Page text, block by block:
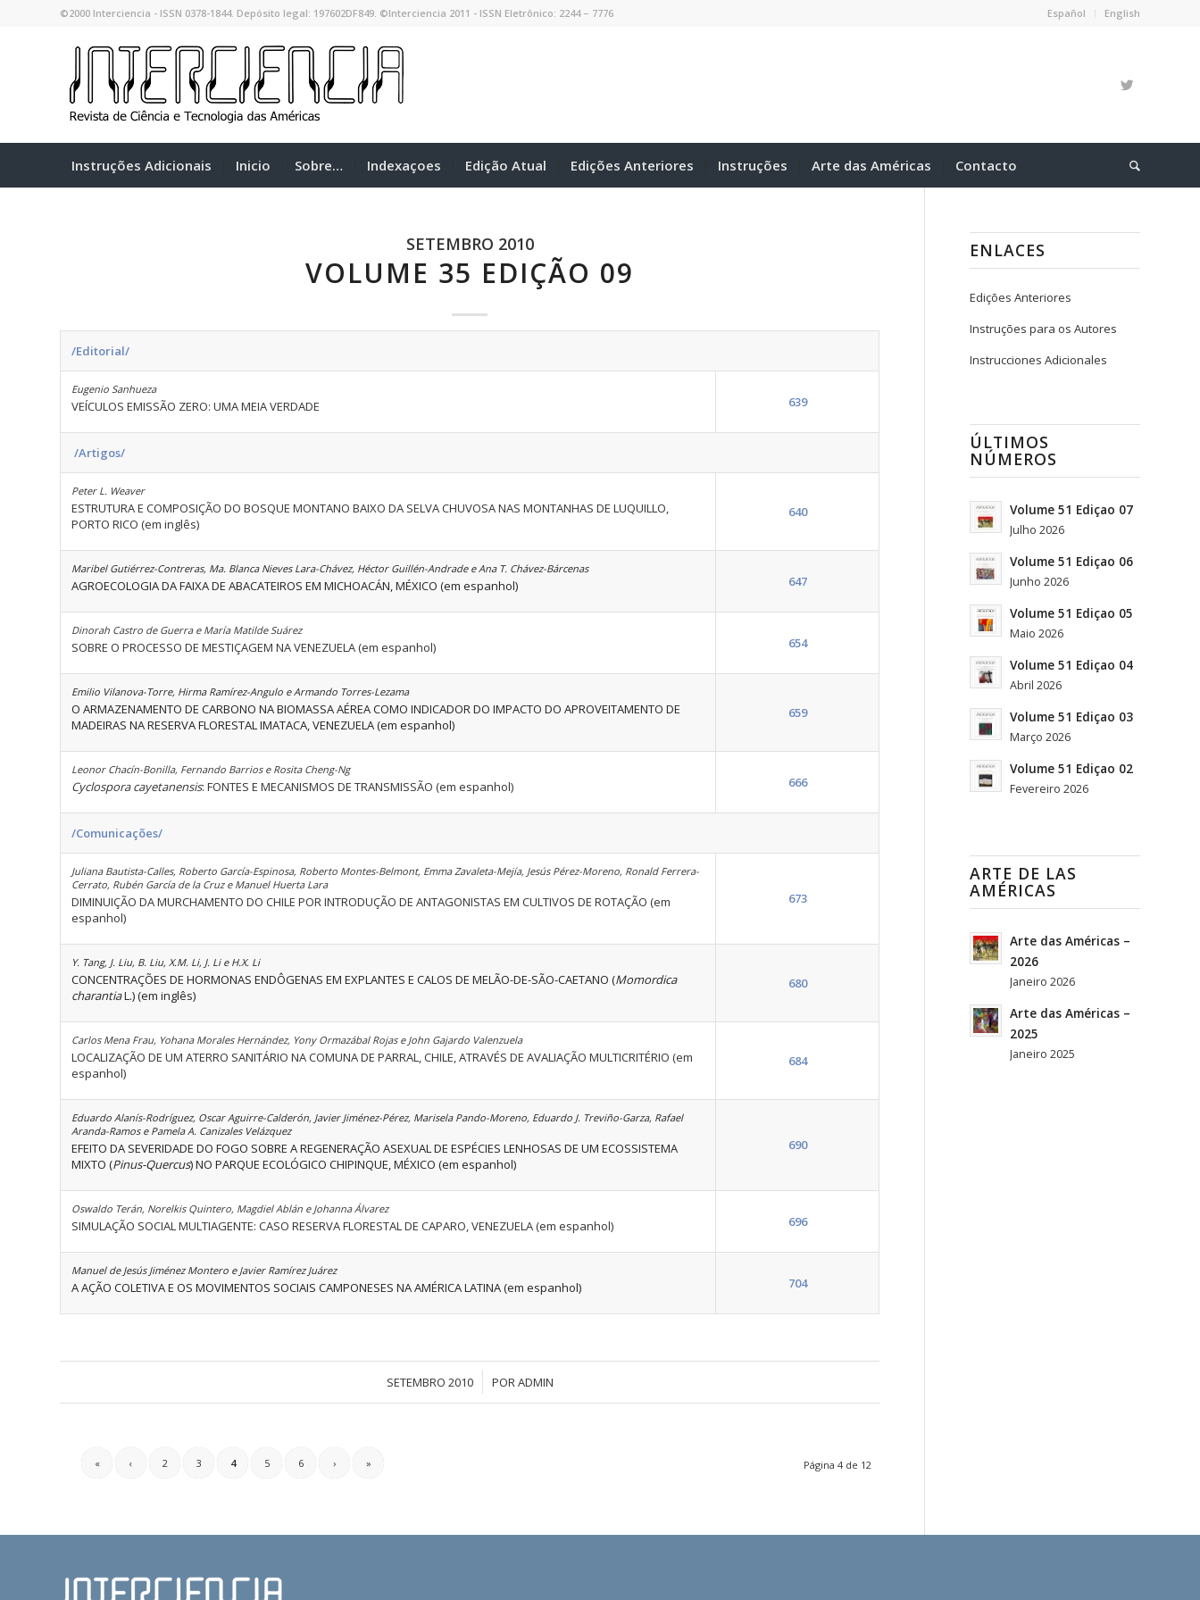
Español English
©2000 Interciencia - ISSN 0378-1844. Depósito legal: 197602DF849. ©Interciencia 2011 - ISSN Eletrônico: 2244 – 7776
Instruções Adicionais Inicio Sobre… Indexaçoes Edição Atual Edições Anteriores Instruções Arte das Américas Contacto
SETEMBRO 2010
VOLUME 35 EDIÇÃO 09
/Editorial/
Eugenio Sanhueza
VEÍCULOS EMISSÃO ZERO: UMA MEIA VERDADE 639
/Artigos/
Peter L. Weaver
ESTRUTURA E COMPOSIÇÃO DO BOSQUE MONTANO BAIXO DA SELVA CHUVOSA NAS MONTANHAS DE LUQUILLO,
PORTO RICO (em inglês)
640
Maribel Gutiérrez-Contreras, Ma. Blanca Nieves Lara-Chávez, Héctor Guillén-Andrade e Ana T. Chávez-Bárcenas
AGROECOLOGIA DA FAIXA DE ABACATEIROS EM MICHOACÁN, MÉXICO (em espanhol) 647
Dinorah Castro de Guerra e María Matilde Suárez
SOBRE O PROCESSO DE MESTIÇAGEM NA VENEZUELA (em espanhol) 654
Emilio Vilanova-Torre, Hirma Ramírez-Angulo e Armando Torres-Lezama
O ARMAZENAMENTO DE CARBONO NA BIOMASSA AÉREA COMO INDICADOR DO IMPACTO DO APROVEITAMENTO DE
MADEIRAS NA RESERVA FLORESTAL IMATACA, VENEZUELA (em espanhol)
659
Leonor Chacín-Bonilla, Fernando Barrios e Rosita Cheng-Ng
Cyclospora cayetanensis: FONTES E MECANISMOS DE TRANSMISSÃO (em espanhol) 666
/Comunicações/
Juliana Bautista-Calles, Roberto García-Espinosa, Roberto Montes-Belmont, Emma Zavaleta-Mejía, Jesús Pérez-Moreno, Ronald Ferrera-
Cerrato, Rubén García de la Cruz e Manuel Huerta Lara
DIMINUIÇÃO DA MURCHAMENTO DO CHILE POR INTRODUÇÃO DE ANTAGONISTAS EM CULTIVOS DE ROTAÇÃO (em
espanhol)
673
Y. Tang, J. Liu, B. Liu, X.M. Li, J. Li e H.X. Li
CONCENTRAÇÕES DE HORMONAS ENDÔGENAS EM EXPLANTES E CALOS DE MELÃO-DE-SÃO-CAETANO (Momordica
charantiaL.) (em inglês)
680
Carlos Mena Frau, Yohana Morales Hernández, Yony Ormazábal Rojas e John Gajardo Valenzuela
LOCALIZAÇÃO DE UM ATERRO SANITÁRIO NA COMUNA DE PARRAL, CHILE, ATRAVÉS DE AVALIAÇÃO MULTICRITÉRIO (em
espanhol)
684
Eduardo Alanís-Rodríguez, Oscar Aguirre-Calderón, Javier Jiménez-Pérez, Marisela Pando-Moreno, Eduardo J. Treviño-Garza, Rafael
Aranda-Ramos e Pamela A. Canizales Velázquez
EFEITO DA SEVERIDADE DO FOGO SOBRE A REGENERAÇÃO ASEXUAL DE ESPÉCIES LENHOSAS DE UM ECOSSISTEMA
MIXTO (Pinus-Quercus) NO PARQUE ECOLÓGICO CHIPINQUE, MÉXICO (em espanhol)
690
Oswaldo Terán, Norelkis Quintero, Magdiel Ablán e Johanna Álvarez
SIMULAÇÃO SOCIAL MULTIAGENTE: CASO RESERVA FLORESTAL DE CAPARO, VENEZUELA (em espanhol) 696
Manuel de Jesús Jiménez Montero e Javier Ramírez Juárez
A AÇÃO COLETIVA E OS MOVIMENTOS SOCIAIS CAMPONESES NA AMÉRICA LATINA (em espanhol) 704
SETEMBRO 2010
/ PORADMIN
Página 4 de 12
« ‹ 2 3 4 5 6 › »
ENLACES
Edições Anteriores
Instruções para os Autores
Instrucciones Adicionales
ÚLTIMOS
NÚMEROS
Volume 51 Ediçao 07
Julho 2026
Volume 51 Ediçao 06
Junho 2026
Volume 51 Ediçao 05
Maio 2026
Volume 51 Ediçao 04
Abril 2026
Volume 51 Ediçao 03
Março 2026
Volume 51 Ediçao 02
Fevereiro 2026
ARTE DE LAS
AMÉRICAS
Arte das Américas –
2026
Janeiro 2026
Arte das Américas –
2025
Janeiro 2025